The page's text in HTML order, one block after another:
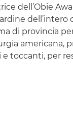
dell’Obie
dell’intero
di provincia
americana,
toccanti, per